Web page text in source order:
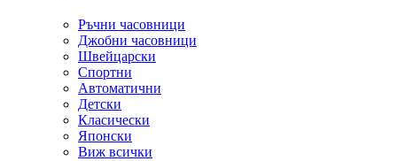
Ръчни часовници
Джобни часовници
Швейцарски
Спортни
Автоматични
Детски
Класически
Японски
Виж всички